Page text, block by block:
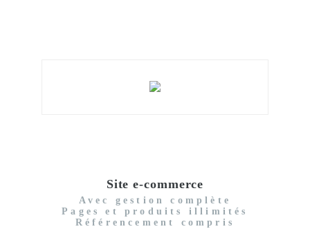
Site e-commerce
Avec gestion complète
Pages et produits illimités
Référencement compris